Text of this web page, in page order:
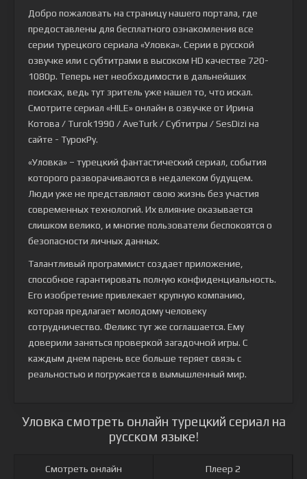
Добро пожаловать на страницу нашего портала, где
предоставлены для бесплатного ознакомления все
серии турецкого сериала «Уловка». Серии в русской
озвучке или с субтитрами в высоком HD качестве 720-
1080p. Теперь нет необходимости в дальнейших
поисках, ведь тут зритель уже нашел то, что искал.
Смотрите сериал «HILE» онлайн в озвучке от Ирина
Котова / Turok1990 / AveTurk / Субтитры / SesDizi на
сайте - ТурокРу.
«Уловка» – турецкий фантастический сериал, события
которого разворачиваются в недалеком будущем.
Люди уже не представляют свою жизнь без участия
современных технологий. Их влияние оказывается
слишком велико, и многие пользователи беспокоятся о
безопасности личных данных.
Талантливый программист создает приложение,
способное гарантировать полную конфиденциальность.
Его изобретение привлекает крупную компанию,
которая предлагает молодому человеку
сотрудничество. Феликс тут же соглашается. Ему
доверили заняться проверкой загадочной игры. С
каждым днем парень все больше теряет связь с
реальностью и погружается в вымышленный мир.
Уловка смотреть онлайн турецкий сериал на
русском языке!
Смотреть онлайн Плеер 2